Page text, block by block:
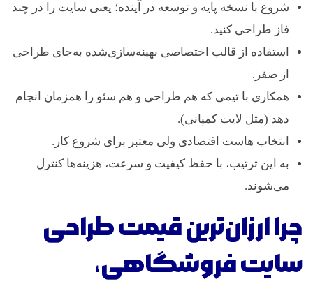
شروع با نسخه پایه و توسعه در آینده؛ یعنی سایت را در چند
فاز طراحی کنید.
استفاده از قالب اختصاصی بهینه‌سازی‌شده به‌جای طراحی
از صفر.
همکاری با تیمی که هم طراحی و هم سئو را همزمان انجام
دهد (مثل لایت کمپانی).
انتخاب هاست اقتصادی ولی معتبر برای شروع کار.
به این ترتیب، با حفظ کیفیت و سرعت، هزینه‌ها کنترل
می‌شوند.
چرا ارزان‌ترین قیمت طراحی
سایت فروشگاهی،